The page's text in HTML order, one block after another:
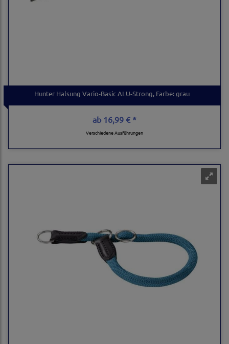
Hunter Halsung Vario-Basic ALU-Strong, Farbe: grau
ab 16,99 € *
Verschiedene Ausführungen